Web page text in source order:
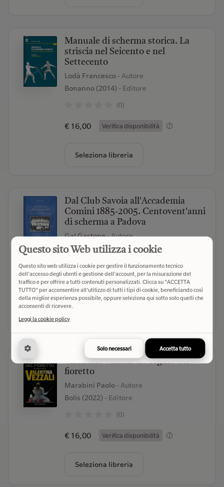
Manuale di scherma storica. La
striscia nel Seicento e nel
Settecento
Lodà Francesco - Autore
Bonanno (2014)- Editore
(0)
€ 16,00 Verifica disponibilità
Seleziona libreria
Dal Club Savoia all'Accademia
Comini 1885-2005. Centovent'anni
di scherma a Padova
Gal Gastone- Autore
CLEUP (2005)- Editore
(0)
€ 14,00 Verifica disponibilità
Valentina Vezzali. La regina del
fioretto
Marabini Paolo - Autore
Bolis (2022)- Editore
(0)
€ 16,00 Verifica disponibilità
Seleziona libreria
Questo sito Web utilizza i cookie
Questo sito web utilizza i cookie per gestire il funzionamento tecnico
dell'accesso degli utenti e gestione dell'account, per la misurazione del
traffico e per offrire a tutti contenuti personalizzati. Clicca su "ACCETTA
TUTTO" per acconsentire all'utilizzo di tutti i tipi di cookie, beneficiando così
della miglior esperienza possibile, oppure seleziona qui sotto solo quelli che
acconsenti di ricevere.
Leggi la cookie policy
Solo necessari Accetta tutto